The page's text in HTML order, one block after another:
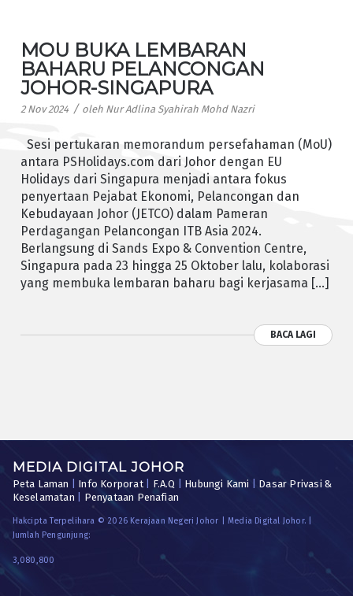
MOU BUKA LEMBARAN
BAHARU PELANCONGAN
JOHOR-SINGAPURA
2 Nov 2024 / oleh Nur Adlina Syahirah Mohd Nazri
Sesi pertukaran memorandum persefahaman (MoU)
antara PSHolidays.com dari Johor dengan EU
Holidays dari Singapura menjadi antara fokus
penyertaan Pejabat Ekonomi, Pelancongan dan
Kebudayaan Johor (JETCO) dalam Pameran
Perdagangan Pelancongan ITB Asia 2024.
Berlangsung di Sands Expo & Convention Centre,
Singapura pada 23 hingga 25 Oktober lalu, kolaborasi
yang membuka lembaran baharu bagi kerjasama […]
BACA LAGI
MEDIA DIGITAL JOHOR
Peta Laman Info Korporat| F.A.Q Hubungi Kami
Dasar Privasi &
Keselamatan
Penyataan Penafian
Hakcipta Terpelihara © 2026 Kerajaan Negeri Johor | Media Digital Johor. |
Jumlah Pengunjung:
3,080,800